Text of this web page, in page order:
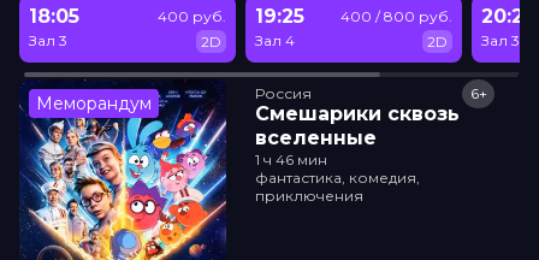
18:05
Зал 3
400 руб.
2D
19:25
Зал 4
400 / 800 руб.
2D
20:20
Зал 3
Меморандум Россия
Смешарики сквозь
вселенные
6+
1 ч 46 мин
фантастика, комедия,
приключения